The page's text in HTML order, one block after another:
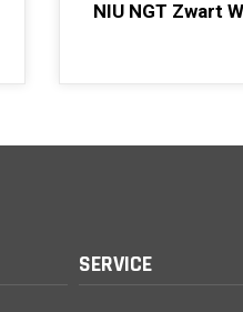
NIU NGT Zwart
SERVICE